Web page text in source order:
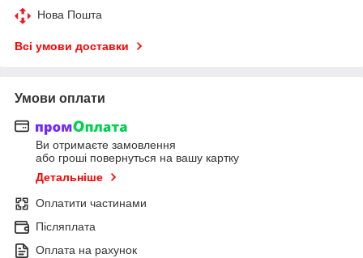
Нова Пошта
Всі умови доставки
Умови оплати
Ви отримаєте замовлення
або гроші повернуться на вашу картку
Детальніше
Оплатити частинами
Післяплата
Оплата на рахунок